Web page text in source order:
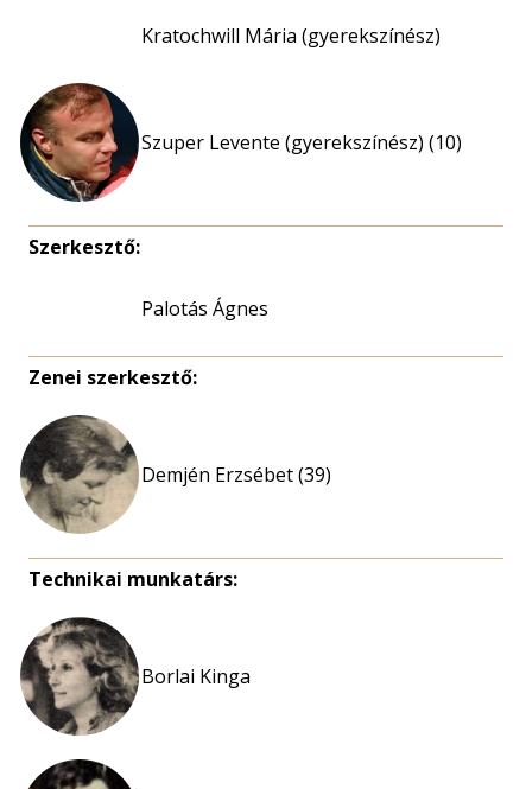
Kratochwill Mária (gyerekszínész)
Szuper Levente (gyerekszínész) (10)
Szerkesztő:
Palotás Ágnes
Zenei szerkesztő:
Demjén Erzsébet (39)
Technikai munkatárs:
Borlai Kinga